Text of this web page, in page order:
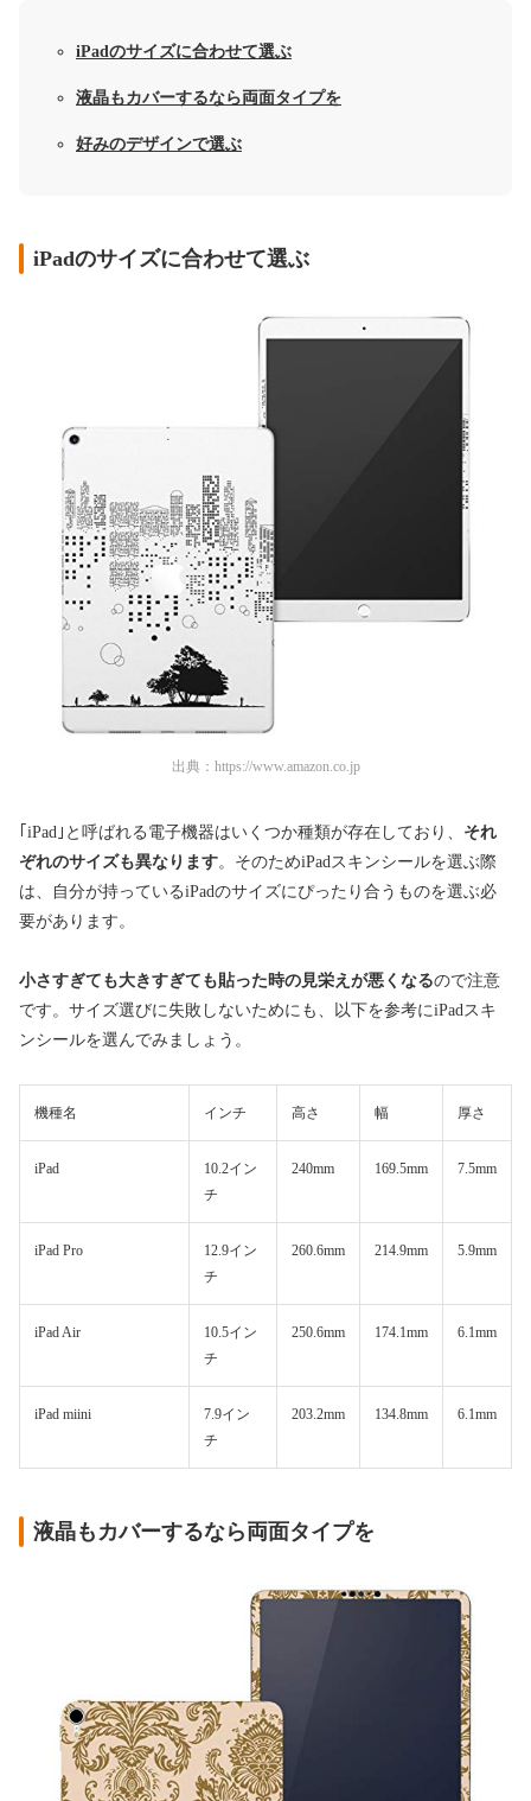
iPadのサイズに合わせて選ぶ
液晶もカバーするなら両面タイプを
好みのデザインで選ぶ
iPadのサイズに合わせて選ぶ
出典： https://www.amazon.co.jp
｢iPad｣と呼ばれる電子機器はいくつか種類が存在しており、 それ
ぞれのサイズも異なります。そのためiPadスキンシールを選ぶ際
は、自分が持っているiPadのサイズにぴったり合うものを選ぶ必
要があります。
小さすぎても大きすぎても貼った時の見栄えが悪くなるので注意
です。サイズ選びに失敗しないためにも、以下を参考にiPadスキ
ンシールを選んでみましょう。
機種名 インチ 高さ 幅 厚さ
iPad
10.2イン
チ
240mm 169.5mm 7.5mm
iPad Pro
12.9イン
チ
260.6mm 214.9mm 5.9mm
iPad Air
10.5イン
チ
250.6mm 174.1mm 6.1mm
iPad miini
7.9イン
チ
203.2mm 134.8mm 6.1mm
液晶もカバーするなら両面タイプを